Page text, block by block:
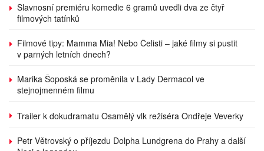
Slavnosní premiéru komedie 6 gramů uvedli dva ze čtyř
filmových tatínků
Filmové tipy: Mamma Mia! Nebo Čelisti – jaké filmy si pustit
v parných letních dnech?
Marika Šoposká se proměnila v Lady Dermacol ve
stejnojmenném filmu
Trailer k dokudramatu Osamělý vlk režiséra Ondřeje Veverky
Petr Větrovský o příjezdu Dolpha Lundgrena do Prahy a další